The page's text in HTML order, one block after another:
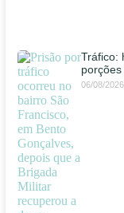
Tráfico:
06/08/2026